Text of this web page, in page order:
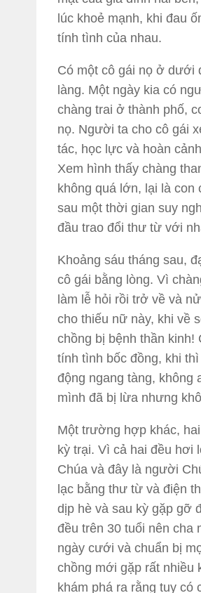
lúc khoẻ mạnh, khi đau
tính tình của nhau.
Có một cô gái nọ ở dưới
làng. Một ngày kia có
chàng trai ở thành phố,
nọ. Người ta cho cô gái
tác, học lực và hoàn
Xem hình thấy chàng
không quá lớn, lại là con
sau một thời gian suy
đầu trao đổi thư từ với
Khoảng sáu tháng sau,
cô gái bằng lòng. Vì
làm lễ hỏi rồi trở về và
cho thiếu nữ này, khi về
chồng bị bệnh thần kinh!
tính tình bốc đồng, khi
động ngang tàng, không
mình đã bị lừa nhưng
Một trường hợp khác,
kỳ trại. Vì cả hai đều hơi
Chúa và đây là người
lạc bằng thư từ và điện
dịp hè và sau kỳ gặp gỡ
đều trên 30 tuổi nên cha
ngày cưới và chuẩn bị
chồng mới gặp rất nhiều
khám phá ra rằng tuy có